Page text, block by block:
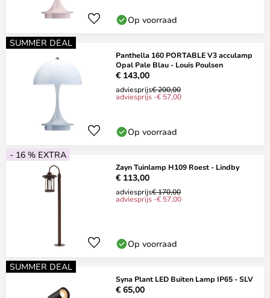
Op voorraad
SUMMER DEAL
Panthella 160 PORTABLE V3 acculamp
Opal Pale Blau - Louis Poulsen
€ 143,00
adviesprijs€ 200,00
adviesprijs -€ 57,00
Op voorraad
- 16 % EXTRA
Zayn Tuinlamp H109 Roest - Lindby
€ 113,00
adviesprijs€ 170,00
adviesprijs -€ 57,00
Op voorraad
SUMMER DEAL
Syna Plant LED Buiten Lamp IP65 - SLV
€ 65,00